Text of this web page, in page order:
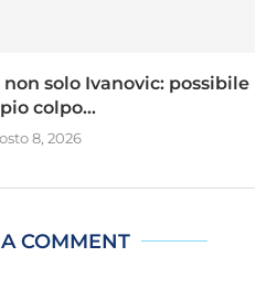
solo Ivanovic: possibile
colpo...
8, 2026
COMMENT